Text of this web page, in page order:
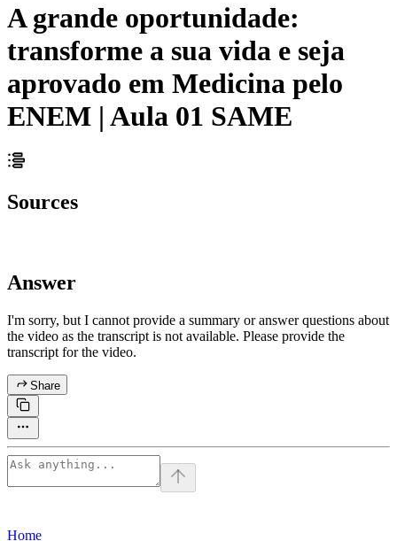
A grande oportunidade:
transforme a sua vida e seja
aprovado em Medicina pelo
ENEM | Aula 01 SAME
Sources
Answer
I'm sorry, but I cannot provide a summary or answer questions about
the video as the transcript is not available. Please provide the
transcript for the video.
Share
Home